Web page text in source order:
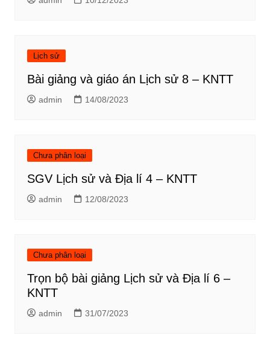
Lịch sử
Bài giảng và giáo án Lịch sử 8 – KNTT
admin 14/08/2023
Chưa phân loại
SGV Lịch sử và Địa lí 4 – KNTT
admin 12/08/2023
Chưa phân loại
Trọn bộ bài giảng Lịch sử và Địa lí 6 –
KNTT
admin 31/07/2023